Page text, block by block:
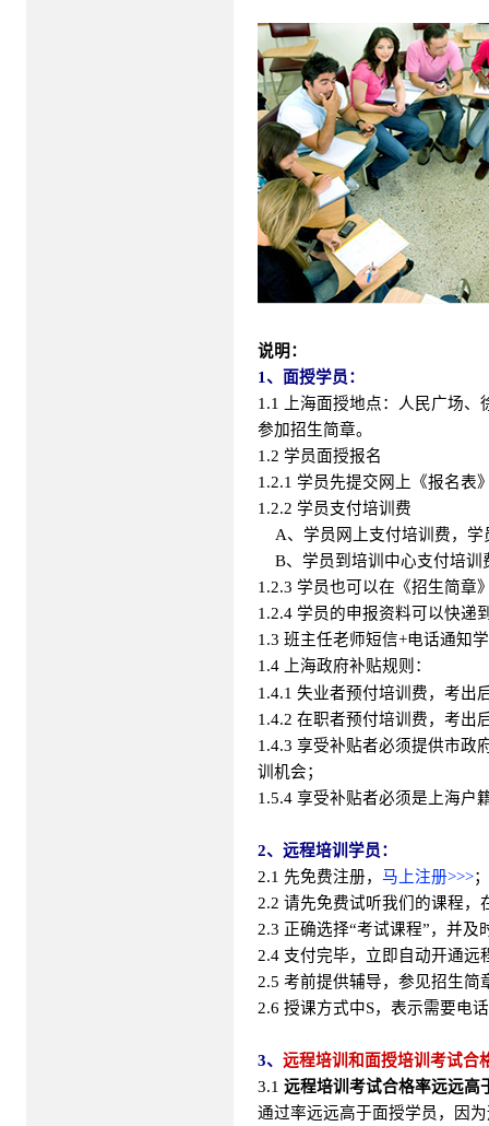
说明：
1、面授学员：
1.1 上海面授地点：人民广场
参加招生简章。
1.2 学员面授报名
1.2.1 学员先提交网上《报名表
1.2.2 学员支付培训费
A、学员网上支付培训费，学
B、学员到培训中心支付培训
1.2.3 学员也可以在《招生简章
1.2.4 学员的申报资料可以快递
1.3 班主任老师短信+电话通知
1.4 上海政府补贴规则：
1.4.1 失业者预付培训费，考出
1.4.2 在职者预付培训费，考出
1.4.3 享受补贴者必须提供市政
训机会；
1.5.4 享受补贴者必须是上海户
2、远程培训学员：
2.1 先免费注册， 马上注册>>>；
2.2 请先免费试听我们的课程
2.3 正确选择“考试课程”，并及
2.4 支付完毕，立即自动开通
2.5 考前提供辅导，参见招生简
2.6 授课方式中S，表示需要电
3、 远程培训和面授培训考试合
3.1 远程培训考试合格率远远高
通过率远远高于面授学员，因